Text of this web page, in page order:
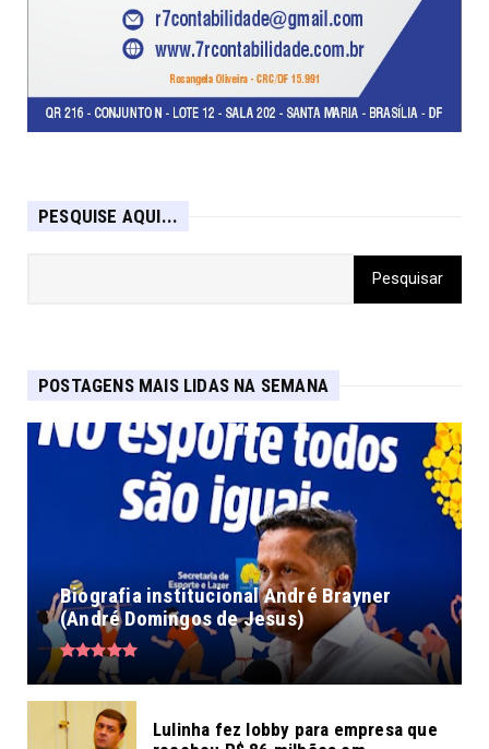
PESQUISE AQUI...
POSTAGENS MAIS LIDAS NA SEMANA
Biografia institucional André Brayner
(André Domingos de Jesus)
Lulinha fez lobby para empresa que